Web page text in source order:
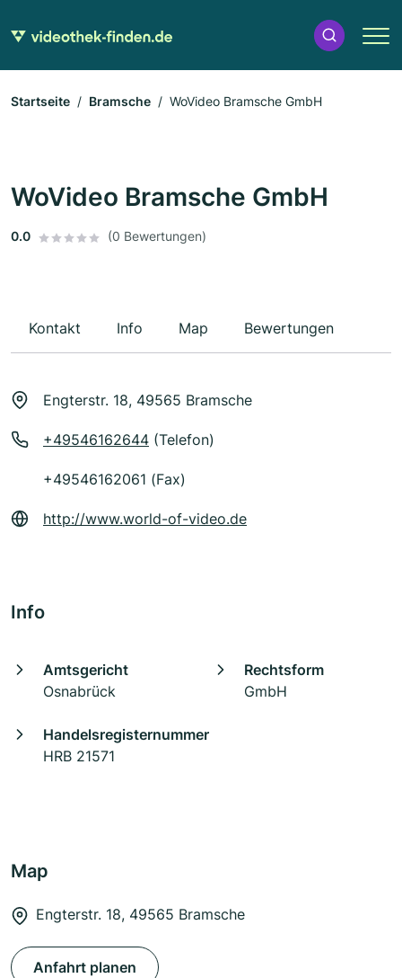
Startseite Bramsche WoVideo Bramsche GmbH
WoVideo Bramsche GmbH
0.0 (0 Bewertungen)
Kontakt Info Map Bewertungen
Engterstr. 18, 49565 Bramsche
+49546162644 (Telefon)
+49546162061 (Fax)
http://www.world-of-video.de
Info
Amtsgericht
Osnabrück
Rechtsform
GmbH
Handelsregisternummer
HRB 21571
Map
Engterstr. 18, 49565 Bramsche
Anfahrt planen